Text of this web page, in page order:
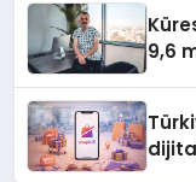
9,6